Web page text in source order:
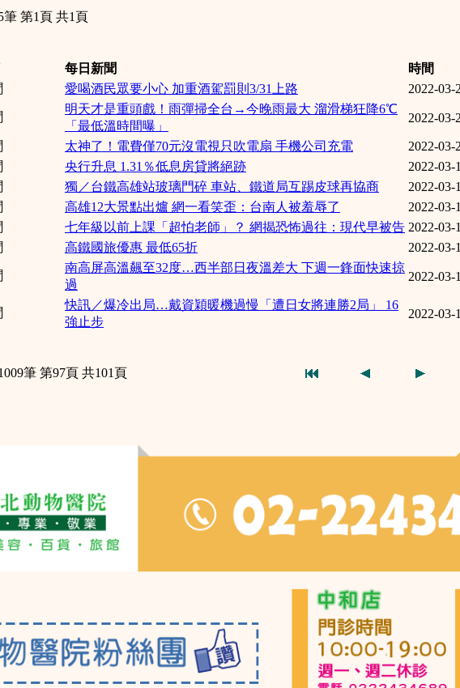
筆 第1頁 共1頁
每日新聞
時間
愛喝酒民眾要小心 加重酒駕罰則3/31上路 2022-03-
明天才是重頭戲！雨彈掃全台→今晚雨最大 溜滑梯狂降6℃
「最低溫時間曝」
2022-03-
太神了！電費僅70元沒電視只吹電扇 手機公司充電
2022-03-
央行升息 1.31％低息房貸將絕跡
2022-03-
獨／台鐵高雄站玻璃門碎 車站、鐵道局互踢皮球再協商
2022-03-
高雄12大景點出爐 網一看笑歪：台南人被羞辱了
2022-03-
七年級以前上課「超怕老師」？ 網揭恐怖過往：現代早被告 2022-03-
高鐵國旅優惠 最低65折 2022-03-
南高屏高溫飆至32度…西半部日夜溫差大 下週一鋒面快速掠
過
2022-03-
快訊／爆冷出局…戴資穎暖機過慢「遭日女將連勝2局」 16
強止步
2022-03-
筆 第97頁 共101頁